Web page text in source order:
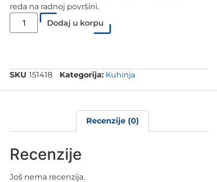
reda na radnoj površini.
Dodaj u korpu
SKU 151418 Kategorija: Kuhinja
Recenzije (0)
Recenzije
Još nema recenzija.